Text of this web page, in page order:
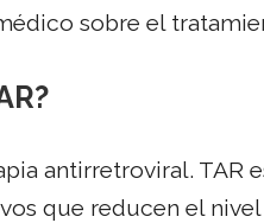
sobre el
antirretroviral.
que reducen el